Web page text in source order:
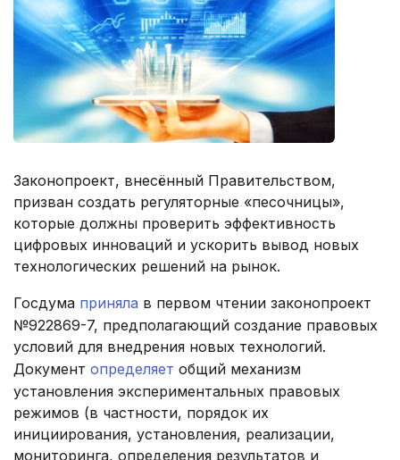
Законопроект, внесённый Правительством,
призван создать регуляторные «песочницы»,
которые должны проверить эффективность
цифровых инноваций и ускорить вывод новых
технологических решений на рынок.
Госдума приняла в первом чтении законопроект
№922869-7, предполагающий создание правовых
условий для внедрения новых технологий.
Документ определяет общий механизм
установления экспериментальных правовых
режимов (в частности, порядок их
инициирования, установления, реализации,
мониторинга, определения результатов и